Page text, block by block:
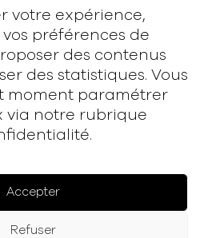
votre expérience,
préférences de
des contenus
des statistiques. Vous
moment paramétrer
via notre rubrique
Accepter
Refuser
SubmitHub
Groover
propos
légales